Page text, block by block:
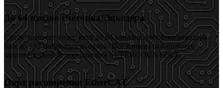
До 64 входов счётчика/Энкодера
Система может содержать до 64 каналов счётчика/энкодера
или до 192 цифровых каналов. Все каналы оснащаются
запатентованной технологией SUPERCOUNTER®.
Порт расширения EtherCAT